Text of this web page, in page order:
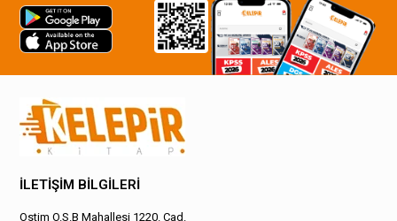
İLETİŞİM BİLGİLERİ
Ostim O.S.B Mahallesi 1220. Cad.